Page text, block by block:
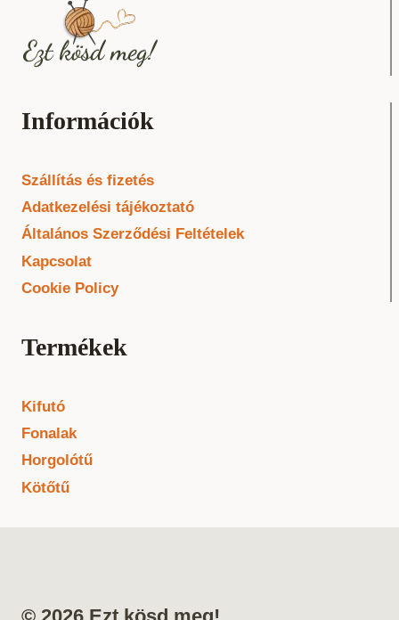
Információk
Szállítás és fizetés
Adatkezelési tájékoztató
Általános Szerződési Feltételek
Kapcsolat
Cookie Policy
Termékek
Kifutó
Fonalak
Horgolótű
Kötőtű